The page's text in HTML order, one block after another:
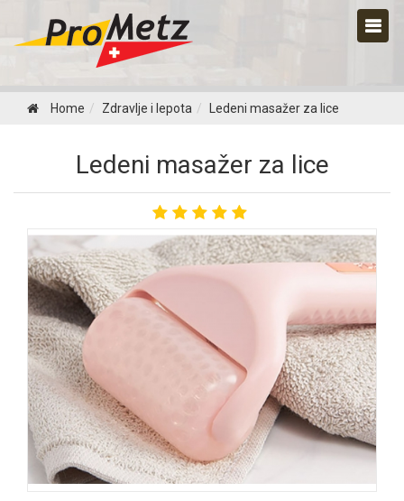
Home Zdravlje i lepota Ledeni masažer za lice
Ledeni masažer za lice